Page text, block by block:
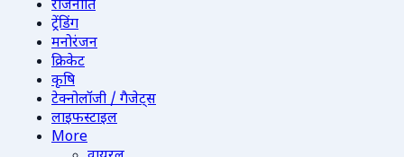
राजनीति
ट्रेंडिंग
मनोरंजन
क्रिकेट
कृषि
टेक्नोलॉजी / गैजेट्स
लाइफस्टाइल
More